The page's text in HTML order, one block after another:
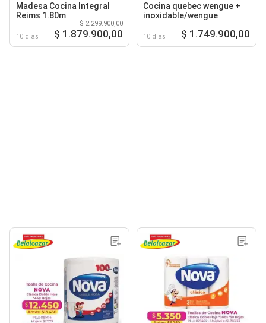
Madesa Cocina Integral
Reims 1.80m
10 días
$ 2.299.900,00
$ 1.879.900,00
Cocina quebec wengue +
inoxidable/wengue
10 días $ 1.749.900,00